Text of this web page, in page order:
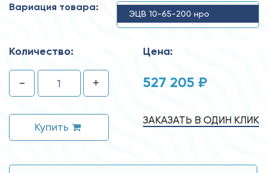
Вариация товара:
ЭЦВ 10-65-200 нро
Количество:
- +
Купить
Цена:
527 205 ₽
ЗАКАЗАТЬ В ОДИН КЛИК